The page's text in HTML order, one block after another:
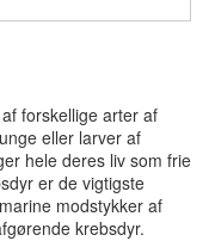
forskellige arter af
eller larver af
hele deres liv som frie
er de vigtigste
modstykker af
krebsdyr.